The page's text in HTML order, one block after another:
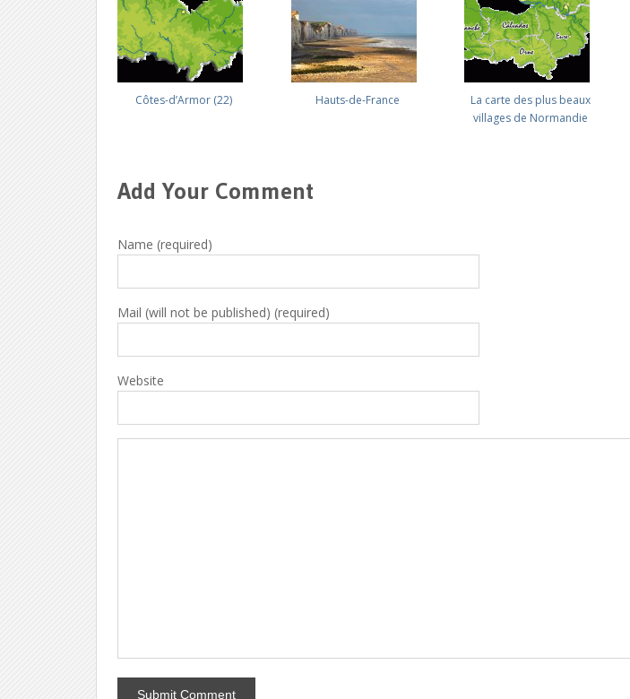
Côtes-d’Armor (22) Hauts-de-France
La carte des plus beaux
villages de Normandie
Add Your Comment
Name (required)
Mail (will not be published) (required)
Website